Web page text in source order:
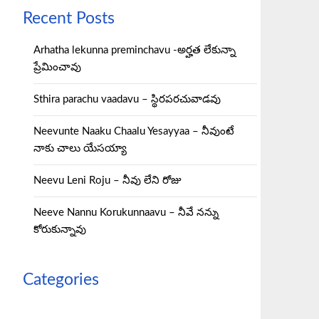
Recent Posts
Arhatha lekunna preminchavu -అర్హత లేకున్నా
ప్రేమించావు
Sthira parachu vaadavu – స్థిరపరచువాడవు
Neevunte Naaku Chaalu Yesayyaa – నీవుంటే
నాకు చాలు యేసయ్యా
Neevu Leni Roju – నీవు లేని రోజు
Neeve Nannu Korukunnaavu – నీవే నన్ను
కోరుకున్నావు
Categories